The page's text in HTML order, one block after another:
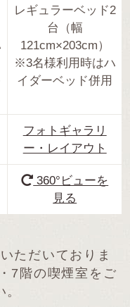
レギュラーベッド2
台（幅
121cm×203cm）
※3名様利用時はハ
イダーベッド併用
フォトギャラリ
ー・レイアウト
360°ビューを
見る
ただいておりま
7階の喫煙室をご